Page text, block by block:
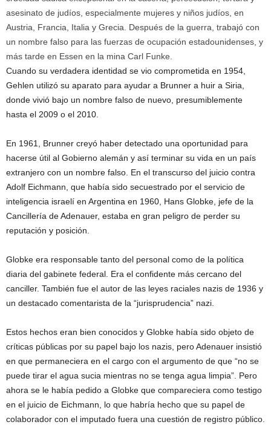
asesinato de judíos, especialmente mujeres y niños judíos, en
Austria, Francia, Italia y Grecia. Después de la guerra, trabajó con
un nombre falso para las fuerzas de ocupación estadounidenses, y
más tarde en Essen en la mina Carl Funke.
Cuando su verdadera identidad se vio comprometida en 1954,
Gehlen utilizó su aparato para ayudar a Brunner a huir a Siria,
donde vivió bajo un nombre falso de nuevo, presumiblemente
hasta el 2009 o el 2010.
En 1961, Brunner creyó haber detectado una oportunidad para
hacerse útil al Gobierno alemán y así terminar su vida en un país
extranjero con un nombre falso. En el transcurso del juicio contra
Adolf Eichmann, que había sido secuestrado por el servicio de
inteligencia israelí en Argentina en 1960, Hans Globke, jefe de la
Cancillería de Adenauer, estaba en gran peligro de perder su
reputación y posición.
Globke era responsable tanto del personal como de la política
diaria del gabinete federal. Era el confidente más cercano del
canciller. También fue el autor de las leyes raciales nazis de 1936 y
un destacado comentarista de la “jurisprudencia” nazi.
Estos hechos eran bien conocidos y Globke había sido objeto de
críticas públicas por su papel bajo los nazis, pero Adenauer insistió
en que permaneciera en el cargo con el argumento de que “no se
puede tirar el agua sucia mientras no se tenga agua limpia”. Pero
ahora se le había pedido a Globke que compareciera como testigo
en el juicio de Eichmann, lo que habría hecho que su papel de
colaborador con el imputado fuera una cuestión de registro público.